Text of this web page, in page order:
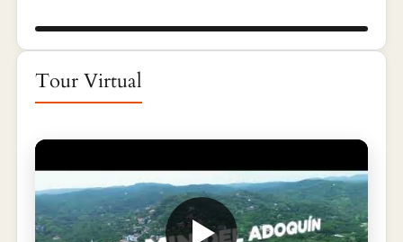
Tour Virtual